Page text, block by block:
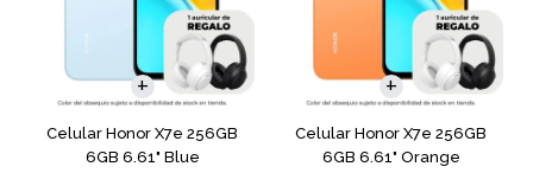
Celular Honor X7e 256GB
6GB 6.61" Blue
COMPARAR
Celular Honor X7e 256GB
6GB 6.61" Orange
COMPARAR